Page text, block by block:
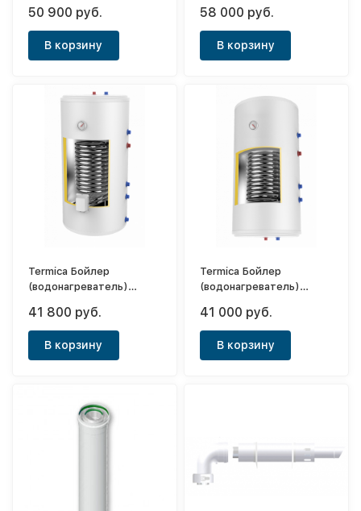
Amet 150 Inox
50 900 руб.
В корзину
Amet 200 Inox
58 000 руб.
В корзину
Termica Бойлер
(водонагреватель)
Amet 120 Inox
41 800 руб.
В корзину
Termica Бойлер
(водонагреватель)
Amet 120W Inox
41 000 руб.
В корзину